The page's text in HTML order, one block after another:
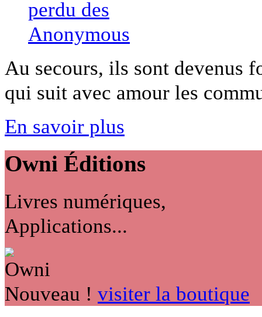
Au secours, ils sont devenus
qui suit avec amour les
En savoir plus
Owni Éditions
Livres numériques,
Applications...
Nouveau ! visiter la boutique